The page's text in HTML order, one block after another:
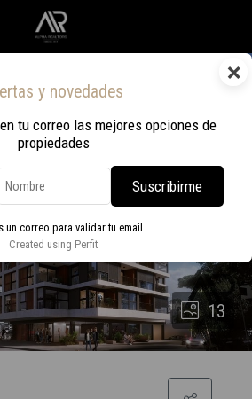
×
y novedades
tu correo las mejores opciones de
propiedades
Suscribirme
un correo para validar tu email.
Created using Perfit
13